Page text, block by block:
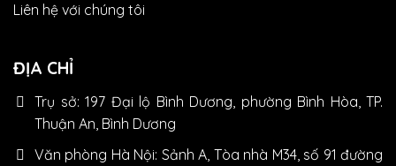
Liên hệ với chúng tôi
ĐỊA CHỈ
Trụ sở: 197 Đại lộ Bình Dương, phường Bình Hòa, TP.
Thuận An, Bình Dương
Văn phòng Hà Nội: Sảnh A, Tòa nhà M34, số 91 đường